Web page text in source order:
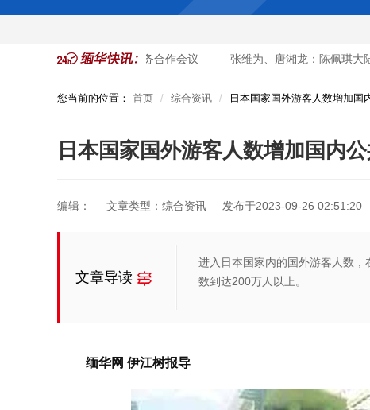
缅甸出席东盟+3公务员事务合作会议 张维为、唐湘龙：陈佩琪大陆
您当前的位置： 首页 综合资讯 日本国家国外游客人数增加国
日本国家国外游客人数增加国内
编辑： 文章类型：综合资讯 发布于2023-09-26 02:51:20
文章导读
进入日本国家内的国外游客人数
数到达200万人以上。
缅华网 伊江树报导